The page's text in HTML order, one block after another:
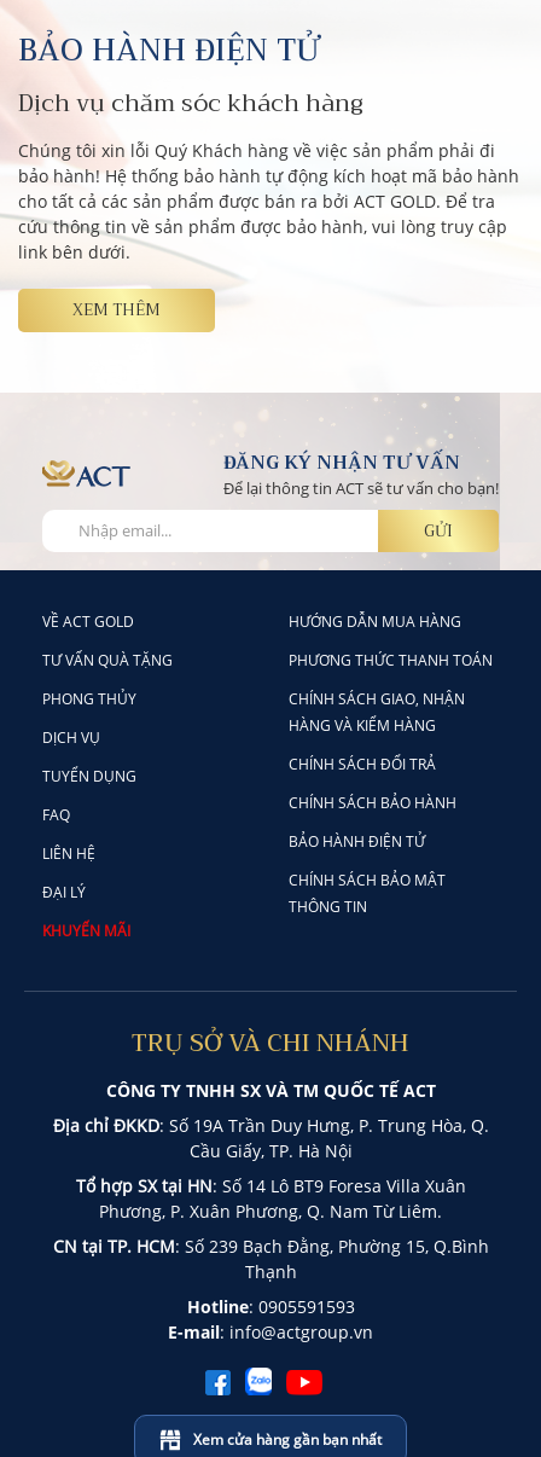
ĐĂNG KÝ NHẬN TƯ VẤN
Để lại thông tin ACT sẽ tư vấn cho bạn!
BẢO HÀNH ĐIỆN TỬ
Dịch vụ chăm sóc khách hàng
Chúng tôi xin lỗi Quý Khách hàng về việc sản phẩm phải đi
bảo hành! Hệ thống bảo hành tự động kích hoạt mã bảo hành
cho tất cả các sản phẩm được bán ra bởi ACT GOLD. Để tra
cứu thông tin về sản phẩm được bảo hành, vui lòng truy cập
link bên dưới.
XEM THÊM
VỀ ACT GOLD
TƯ VẤN QUÀ TẶNG
PHONG THỦY
DỊCH VỤ
TUYỂN DỤNG
FAQ
LIÊN HỆ
ĐẠI LÝ
KHUYẾN MÃI
HƯỚNG DẪN MUA HÀNG
PHƯƠNG THỨC THANH TOÁN
CHÍNH SÁCH GIAO, NHẬN
HÀNG VÀ KIỂM HÀNG
CHÍNH SÁCH ĐỔI TRẢ
CHÍNH SÁCH BẢO HÀNH
BẢO HÀNH ĐIỆN TỬ
CHÍNH SÁCH BẢO MẬT
THÔNG TIN
TRỤ SỞ VÀ CHI NHÁNH
CÔNG TY TNHH SX VÀ TM QUỐC TẾ ACT
Địa chỉ ĐKKD: Số 19A Trần Duy Hưng, P. Trung Hòa, Q.
Cầu Giấy, TP. Hà Nội
Tổ hợp SX tại HN: Số 14 Lô BT9 Foresa Villa Xuân
Phương, P. Xuân Phương, Q. Nam Từ Liêm.
CN tại TP. HCM: Số 239 Bạch Đằng, Phường 15, Q.Bình
Thạnh
Hotline: 0905591593
E-mail: info@actgroup.vn
Xem cửa hàng gần bạn nhất